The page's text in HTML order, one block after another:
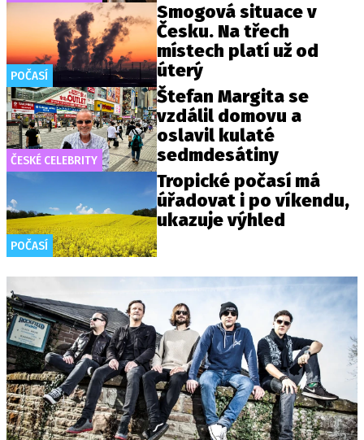
POČASÍ
Smogová situace v
Česku. Na třech
místech platí už od
úterý
ČESKÉ CELEBRITY
Štefan Margita se
vzdálil domovu a
oslavil kulaté
sedmdesátiny
POČASÍ
Tropické počasí má
úřadovat i po víkendu,
ukazuje výhled